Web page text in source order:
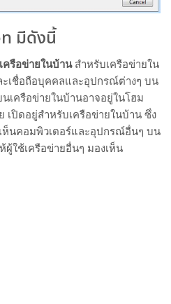
มีดังนี้
เครือข่ายในบ้าน สำหรับเครือข่ายใน
เชื่อถือบุคคลและอุปกรณ์ต่างๆ บน
เครือข่ายในบ้านอาจอยู่ในโฮม
เปิดอยู่สำหรับเครือข่ายในบ้าน ซึ่ง
นคอมพิวเตอร์และอุปกรณ์อื่นๆ บน
ใช้เครือข่ายอื่นๆ มองเห็น